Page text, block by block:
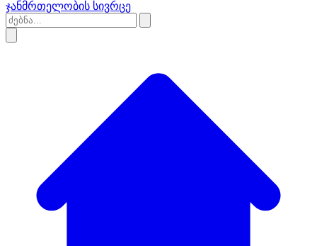
ჯანმრთელობის სივრცე